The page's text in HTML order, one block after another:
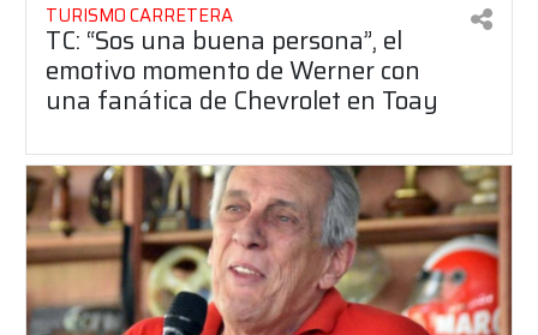
TURISMO CARRETERA
TC: “Sos una buena persona”, el
emotivo momento de Werner con
una fanática de Chevrolet en Toay